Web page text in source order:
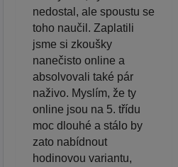
nedostal, ale spoustu se
toho naučil. Zaplatili
jsme si zkoušky
nanečisto online a
absolvovali také pár
naživo. Myslím, že ty
online jsou na 5. třídu
moc dlouhé a stálo by
zato nabídnout
hodinovou variantu,